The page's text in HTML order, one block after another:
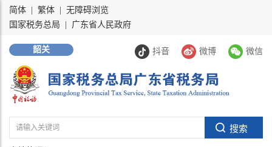
简体 繁体
无障碍浏览
国家税务总局
广东省人民政府
抖音 微博 微信
韶关